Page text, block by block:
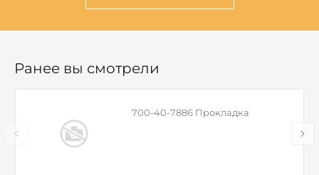
Ранее вы смотрели
700-40-7886 Прокладка